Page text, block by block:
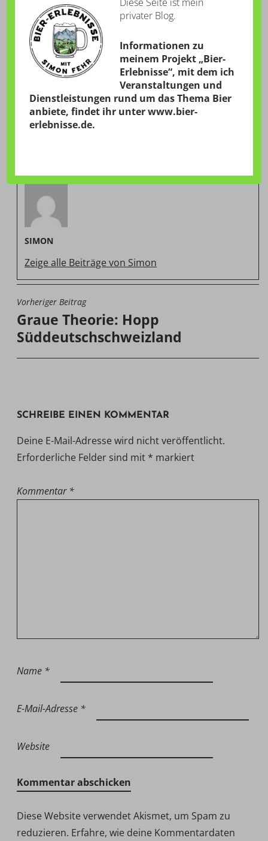
SIMON
Zeige alle Beiträge von Simon
BEITRAGSNAVIGATION
Vorheriger Beitrag
Graue Theorie: Hopp
Süddeutschschweizland
SCHREIBE EINEN KOMMENTAR
Deine E-Mail-Adresse wird nicht veröffentlicht.
Erforderliche Felder sind mit * markiert
Kommentar *
Name *
E-Mail-Adresse *
Website
Diese Website verwendet Akismet, um Spam zu
reduzieren. Erfahre, wie deine Kommentardaten
privater Blog.
Informationen zu
meinem Projekt „Bier-
Erlebnisse“, mit dem ich
Veranstaltungen und
Dienstleistungen rund um das Thema Bier
anbiete, findet ihr unterwww.bier-
erlebnisse.de.